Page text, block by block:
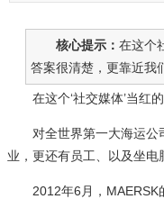
核心提示： 在这个
答案很清楚，更靠近我
在这个‘社交媒体’当红的
对全世界第一大海运公司
业，更还有员工、以及坐
2012年6月，MAERSK的